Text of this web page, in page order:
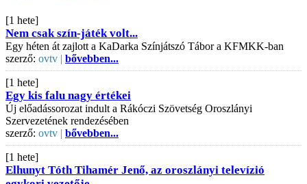
[1 hete]
Nem csak szín-játék volt...
Egy héten át zajlott a KaDarka Színjátszó Tábor a KFMKK-ban
szerző: ovtv | bővebben...
[1 hete]
Egy kis falu nagy értékei
Új előadássorozat indult a Rákóczi Szövetség Oroszlányi
Szervezetének rendezésében
szerző: ovtv | bővebben...
[1 hete]
Elhunyt Tóth Tihamér Jenő, az oroszlányi televízió